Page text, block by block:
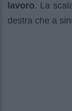
lavoro. La
destra che a